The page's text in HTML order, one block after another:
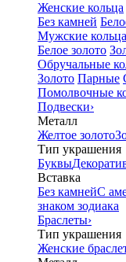
Женские кольца
Без камней
Мужские кольца
Белое золото
Обручальные
Золото Парные
Помолвочные
Подвески›
Металл
Желтое золото
Тип украшения
Буквы
Вставка
Без камнейС
знаком зодиака
Браслеты›
Тип украшения
Женские